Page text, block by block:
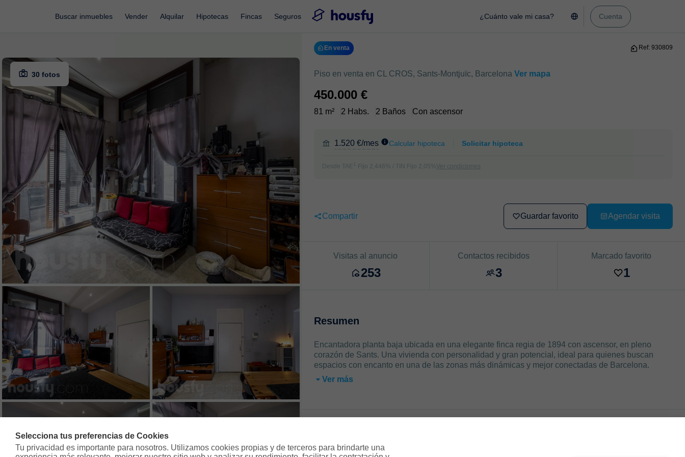
Selecciona tus preferencias de Cookies
Tu privacidad es importante para nosotros. Utilizamos cookies propias y de terceros para brindarte una
Buscar inmuebles Vender Alquilar Hipotecas Fincas Seguros ¿Cuánto vale mi casa? Cuenta
30 fotos
En venta Ref: 930809
Piso en venta en CL CROS, Sants-Montjuïc, Barcelona Ver mapa
450.000 €
81 m² 2 Habs. 2 Baños Con ascensor
1.520 €/mes Calcular hipoteca Solicitar hipoteca
Desde TAE 1 Fijo 2,446% / TIN Fijo 2,05% Ver condiciones
Compartir Guardar favorito Agendar visita
Visitas al anuncio
253
Contactos recibidos
3
Marcado favorito
1
Resumen
Encantadora planta baja ubicada en una elegante finca regia de 1894 con ascensor, en pleno
corazón de Sants. Una vivienda con personalidad y gran potencial, ideal para quienes buscan
espacios con encanto en una de las zonas más dinámicas y mejor conectadas de Barcelona.
Ver más